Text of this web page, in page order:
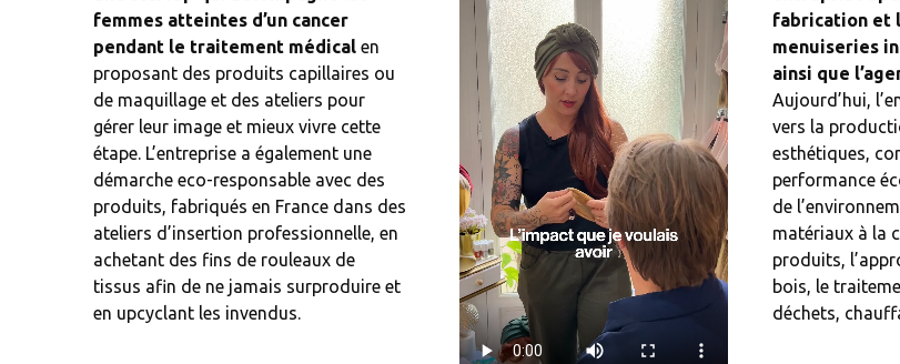
femmes atteintes d’un cancer
pendant le traitement médical en
proposant des produits capillaires ou
de maquillage et des ateliers pour
gérer leur image et mieux vivre cette
étape. L’entreprise a également une
démarche eco-responsable avec des
produits, fabriqués en France dans des
ateliers d’insertion professionnelle, en
achetant des fins de rouleaux de
tissus afin de ne jamais surproduire et
en upcyclant les invendus.
fabrication et
menuiseries
ainsi que
Aujourd’hui,
vers la
esthétiques,
performance
de
matériaux à la
produits,
bois, le
déchets,